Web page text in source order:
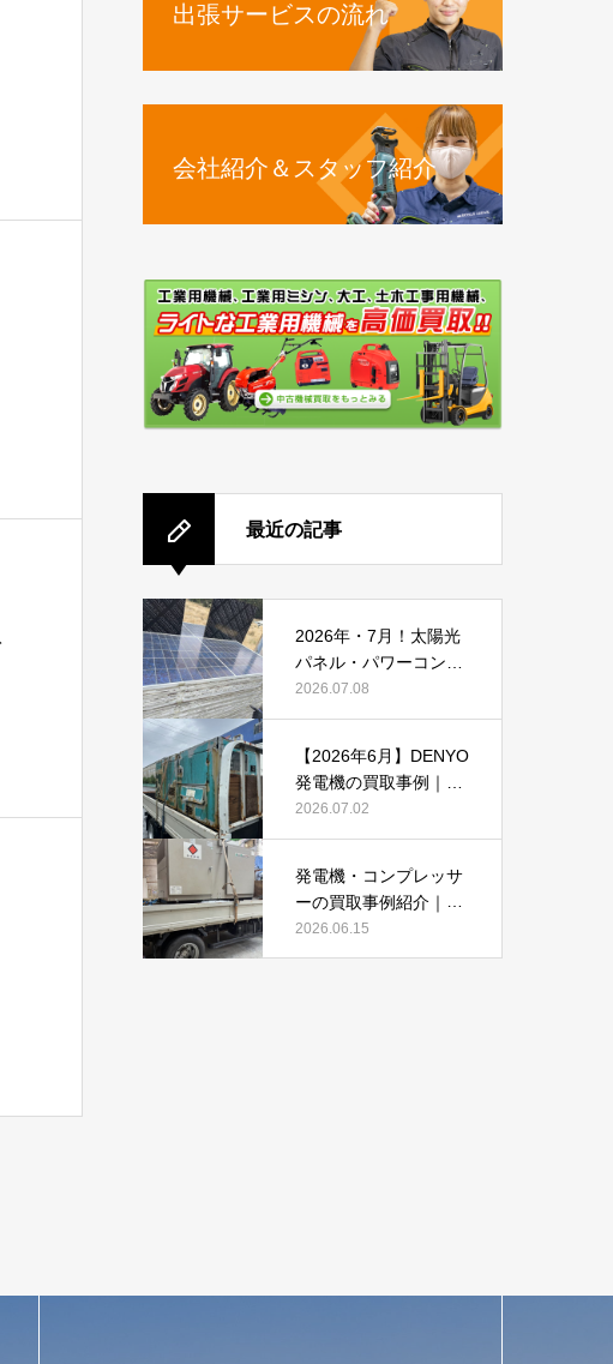
出張サービスの流れ
会社紹介＆スタッフ紹介
最近の記事
2026年・7月！太陽光
パネル・パワーコンデ
ィショナーの買取・無
料でのお引き取り強化
2026.07.08
【2026年6月】DENYO
発電機の買取事例｜錆
あり・故障品・大型発
電機も買取しました
2026.07.02
発電機・コンプレッサ
ーの買取事例紹介｜DE
NYO・AIRMANを2026
年6月も買取強化中
2026.06.15